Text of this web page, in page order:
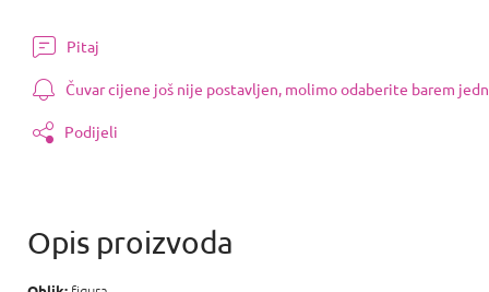
Pitaj
Čuvar cijene još nije postavljen, molimo odaberite barem
Podijeli